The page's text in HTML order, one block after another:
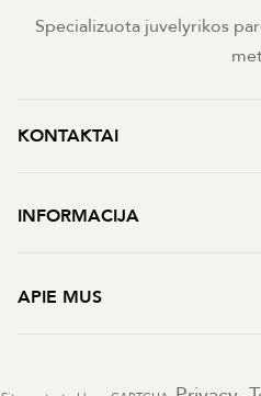
Specializuota juvelyrikos
KONTAKTAI
INFORMACIJA
APIE MUS